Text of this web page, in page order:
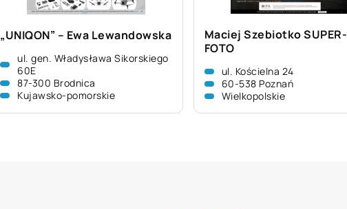
„UNIQON” – Ewa Lewandowska
ul. gen. Władysława Sikorskiego
60E
87-300 Brodnica
Kujawsko-pomorskie
Maciej Szebiotko SUPER-
FOTO
ul. Kościelna 24
60-538 Poznań
Wielkopolskie